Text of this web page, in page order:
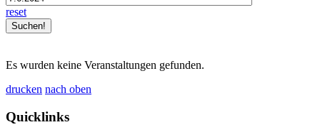
reset
Es wurden keine Veranstaltungen gefunden.
drucken nach oben
Quicklinks